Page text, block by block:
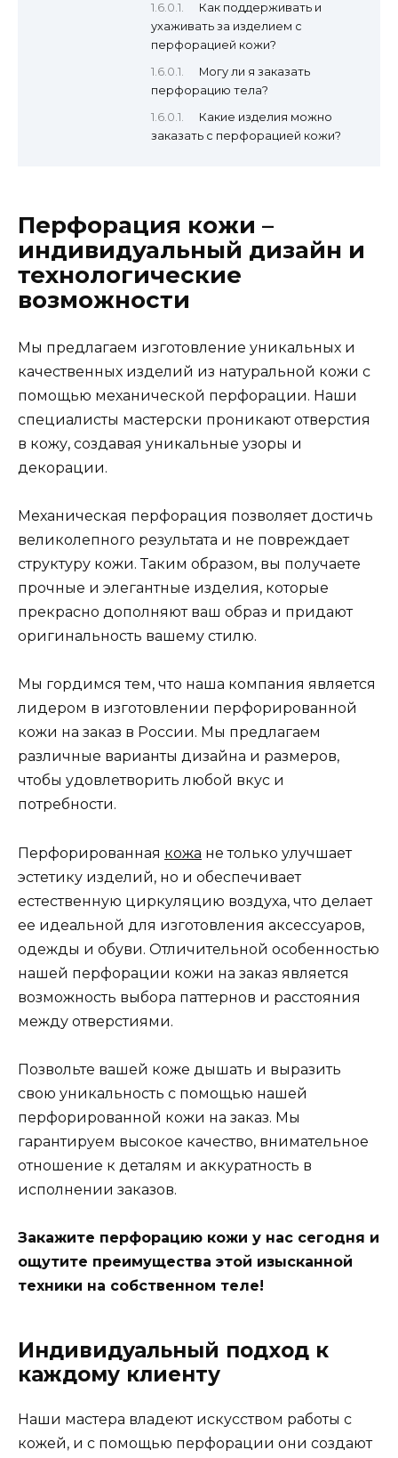
Как поддерживать и
ухаживать за изделием с
перфорацией кожи?
Могу ли я заказать
перфорацию тела?
Какие изделия можно
заказать с перфорацией кожи?
Перфорация кожи –
индивидуальный дизайн и
технологические
возможности
Мы предлагаем изготовление уникальных и
качественных изделий из натуральной кожи с
помощью механической перфорации. Наши
специалисты мастерски проникают отверстия
в кожу, создавая уникальные узоры и
декорации.
Механическая перфорация позволяет достичь
великолепного результата и не повреждает
структуру кожи. Таким образом, вы получаете
прочные и элегантные изделия, которые
прекрасно дополняют ваш образ и придают
оригинальность вашему стилю.
Мы гордимся тем, что наша компания является
лидером в изготовлении перфорированной
кожи на заказ в России. Мы предлагаем
различные варианты дизайна и размеров,
чтобы удовлетворить любой вкус и
потребности.
Перфорированная кожа не только улучшает
эстетику изделий, но и обеспечивает
естественную циркуляцию воздуха, что делает
ее идеальной для изготовления аксессуаров,
одежды и обуви. Отличительной особенностью
нашей перфорации кожи на заказ является
возможность выбора паттернов и расстояния
между отверстиями.
Позвольте вашей коже дышать и выразить
свою уникальность с помощью нашей
перфорированной кожи на заказ. Мы
гарантируем высокое качество, внимательное
отношение к деталям и аккуратность в
исполнении заказов.
Закажите перфорацию кожи у нас сегодня и
ощутите преимущества этой изысканной
техники на собственном теле!
Индивидуальный подход к
каждому клиенту
Наши мастера владеют искусством работы с
кожей, и с помощью перфорации они создают